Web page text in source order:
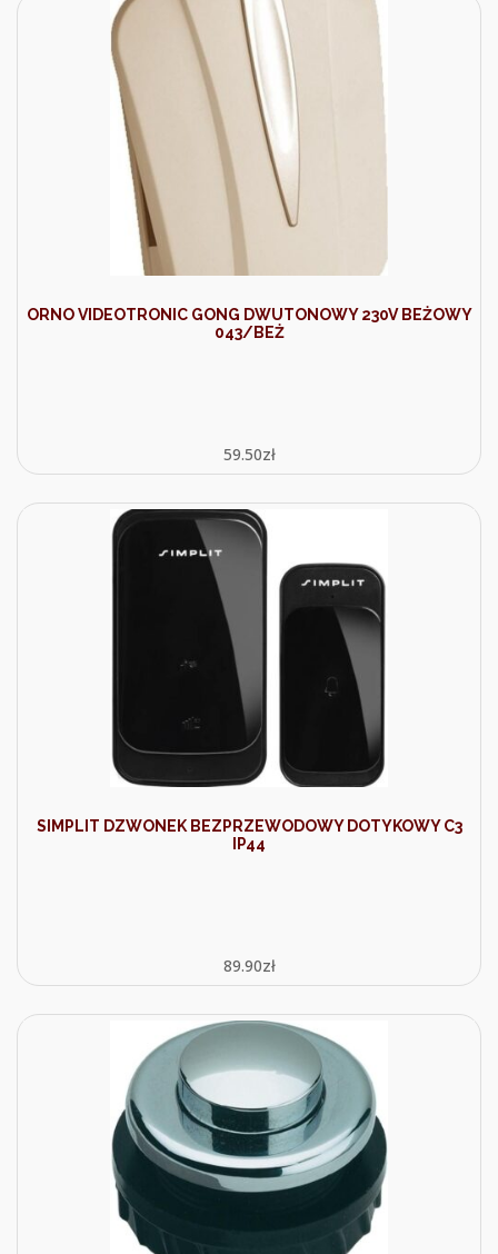
ORNO VIDEOTRONIC GONG DWUTONOWY 230V BEŻOWY
043/BEŻ
59.50zł
SIMPLIT DZWONEK BEZPRZEWODOWY DOTYKOWY C3
IP44
89.90zł